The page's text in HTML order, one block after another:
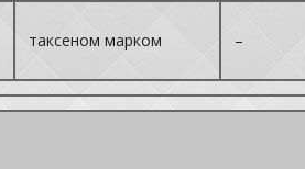
таксеном марком –